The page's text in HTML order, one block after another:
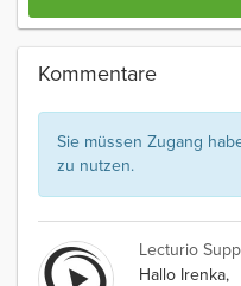
Kommentare
Sie müssen Zugang
zu nutzen.
Lecturio
Hallo Irenka,